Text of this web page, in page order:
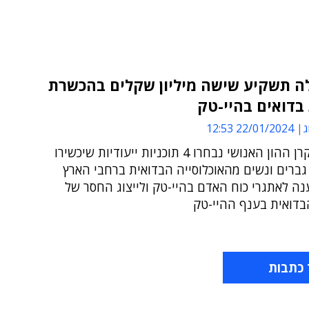
תשקיע שישה מיליון שקלים בהכשרת
בהיי-טק
22/01/2024 12:53
במסגרת קרן ההון האנושי נבחרו 4 תוכניות ייעודיות שיכשירו
200 גברים ונשים מהאוכלוסייה הבדואית ברחבי הארץ
לאתגרי כוח האדם בהיי-טק ולייצוג החסר של
בענף ההיי-טק
כתבות